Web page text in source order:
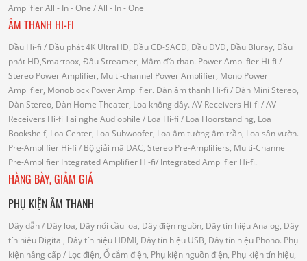
AmplifierAll - In - One / All - In - One
ÂM THANH HI-FI
Đầu Hi-fi / Đầu phát 4K UltraHD, Đầu CD-SACD, Đầu DVD, Đầu Bluray, Đầu
phát HD,Smartbox, Đầu Streamer, Mâm đĩa than. Power Amplifier Hi-fi /
Stereo Power Amplifier, Multi-channel Power Amplifier, Mono Power
Amplifier, Monoblock Power Amplifier. Dàn âm thanh Hi-fi / Dàn Mini Stereo,
Dàn Stereo, Dàn Home Theater, Loa không dây. AV Receivers Hi-fi / AV
Receivers Hi-fi Tai nghe Audiophile / Loa Hi-fi / Loa Floorstanding, Loa
Bookshelf, Loa Center, Loa Subwoofer, Loa âm tường âm trần, Loa sân vườn.
Pre-Amplifier Hi-fi / Bộ giải mã DAC, Stereo Pre-Amplifiers, Multi-Channel
Pre-Amplifier Integrated Amplifier Hi-fi/ Integrated Amplifier Hi-fi.
HÀNG BÀY, GIẢM GIÁ
PHỤ KIỆN ÂM THANH
Dây dẫn/ Dây loa, Dây nối cầu loa, Dây điện nguồn, Dây tín hiệu Analog, Dây
tín hiệu Digital, Dây tín hiệu HDMI, Dây tín hiệu USB, Dây tín hiệu Phono. Phụ
kiện nâng cấp/ Lọc điện, Ổ cắm điện, Phụ kiện nguồn điện, Phụ kiện tín hiệu,